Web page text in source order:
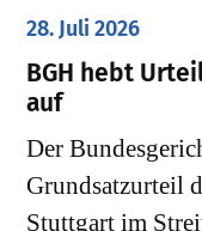
28. Juli 2026
​BGH hebt
auf
Der
Grundsatzurteil
Stuttgart im